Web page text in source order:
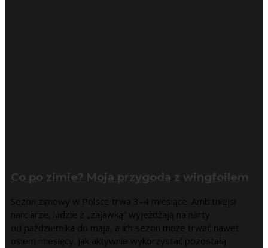
Co po zimie? Moja przygoda z wingfoilem
Sezon zimowy w Polsce trwa 3–4 miesiące. Ambitniejsi
narciarze, ludzie z „zajawką” wyjeżdżają na narty
od października do maja, a ich sezon może trwać nawet
osiem miesięcy. Jak aktywnie wykorzystać pozostałą